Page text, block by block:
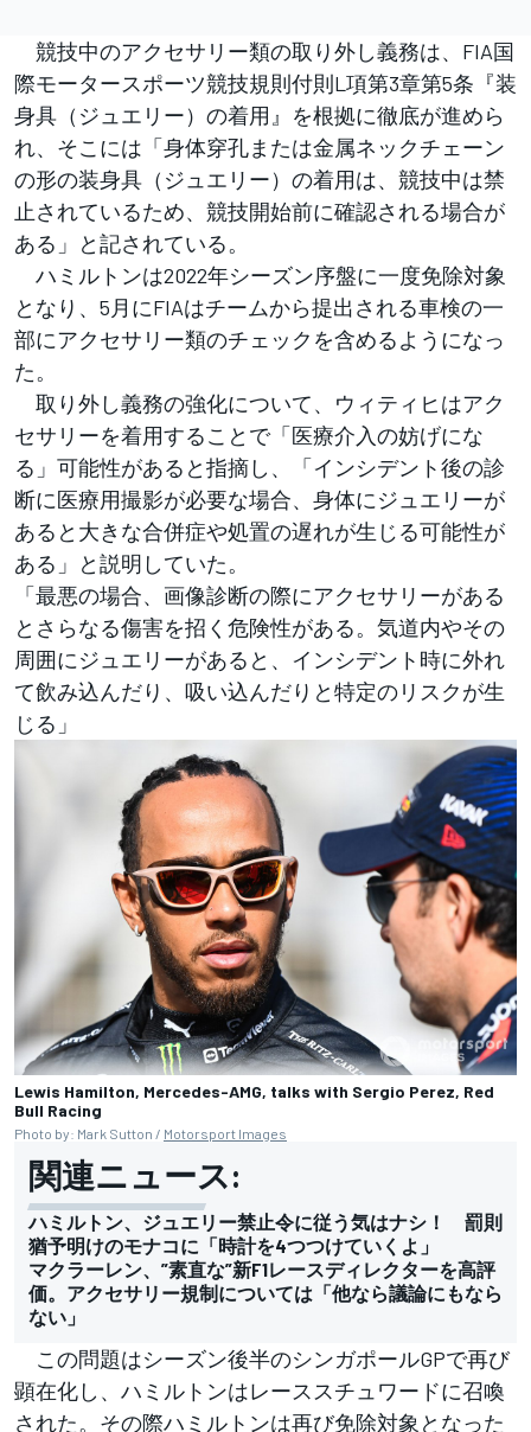
競技中のアクセサリー類の取り外し義務は、FIA国
際モータースポーツ競技規則付則L項第3章第5条『装
身具（ジュエリー）の着用』を根拠に徹底が進めら
れ、そこには「身体穿孔または金属ネックチェーン
の形の装身具（ジュエリー）の着用は、競技中は禁
止されているため、競技開始前に確認される場合が
ある」と記されている。
ハミルトンは2022年シーズン序盤に一度免除対象
となり、5月にFIAはチームから提出される車検の一
部にアクセサリー類のチェックを含めるようになっ
た。
取り外し義務の強化について、ウィティヒはアク
セサリーを着用することで「医療介入の妨げにな
る」可能性があると指摘し、「インシデント後の診
断に医療用撮影が必要な場合、身体にジュエリーが
あると大きな合併症や処置の遅れが生じる可能性が
ある」と説明していた。
「最悪の場合、画像診断の際にアクセサリーがある
とさらなる傷害を招く危険性がある。気道内やその
周囲にジュエリーがあると、インシデント時に外れ
て飲み込んだり、吸い込んだりと特定のリスクが生
じる」
Lewis Hamilton, Mercedes-AMG, talks with Sergio Perez, Red
Bull Racing
Photo by: Mark Sutton / Motorsport Images
関連ニュース:
ハミルトン、ジュエリー禁止令に従う気はナシ！ 罰則
猶予明けのモナコに「時計を4つつけていくよ」
マクラーレン、”素直な”新F1レースディレクターを高評
価。アクセサリー規制については「他なら議論にもなら
ない」
この問題はシーズン後半のシンガポールGPで再び
顕在化し、ハミルトンはレーススチュワードに召喚
された。その際ハミルトンは再び免除対象となった